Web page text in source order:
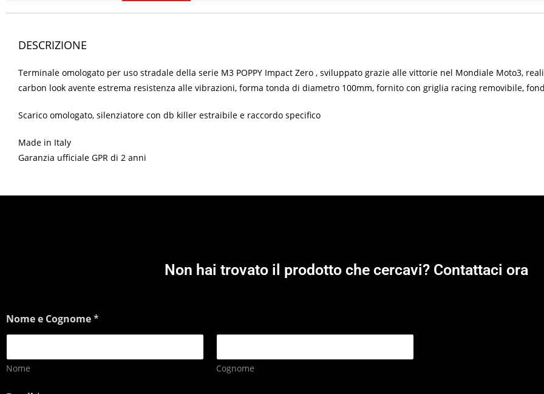
DESCRIZIONE
Terminale omologato per uso stradale della serie M3 POPPY Impact Zero , sviluppato grazie alle vittorie nel Mondiale Moto3,
carbon look avente estrema resistenza alle vibrazioni, forma tonda di diametro 100mm, fornito con griglia racing removibile,
Scarico omologato, silenziatore con db killer estraibile e raccordo specifico
Made in Italy
Garanzia ufficiale GPR di 2 anni
Non hai trovato il prodotto che cercavi? Contattaci ora
Nome e Cognome*
Nome Cognome